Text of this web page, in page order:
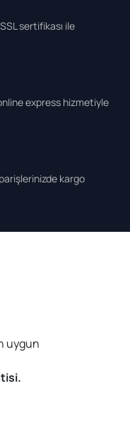
sertifikası ile
express hizmetiyle
kargo
uygun